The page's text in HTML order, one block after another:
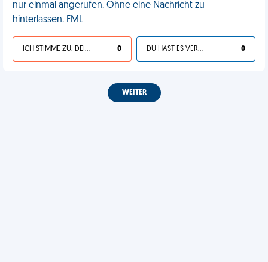
nur einmal angerufen. Ohne eine Nachricht zu
hinterlassen. FML
ICH STIMME ZU, DEIN LEBEN IST SCHEISSE 0 DU HAST ES VERDIENT 0
WEITER